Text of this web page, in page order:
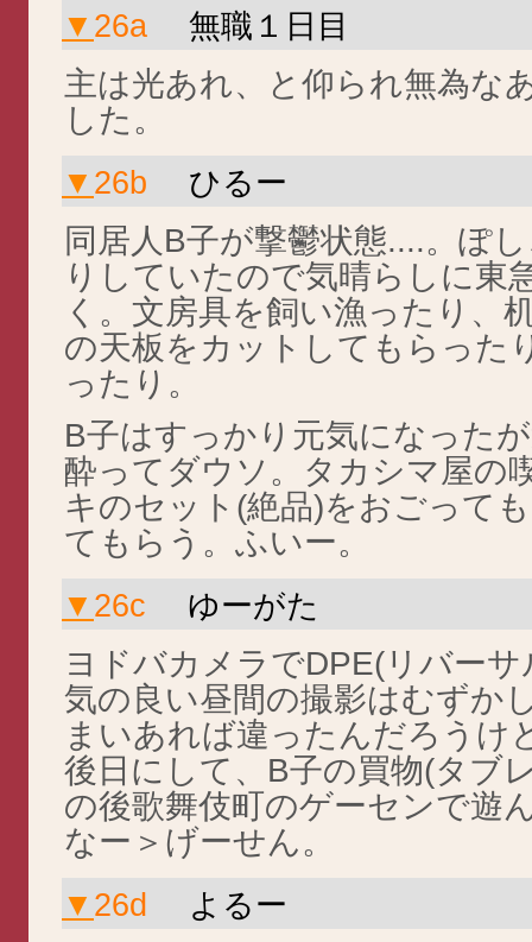
▼ 26a
無職１日目
主は光あれ、と仰られ無為な
した。
▼ 26b
ひるー
同居人B子が撃鬱状態....。ぽ
りしていたので気晴らしに東
く。文房具を飼い漁ったり、
の天板をカットしてもらった
ったり。
B子はすっかり元気になった
酔ってダウソ。タカシマ屋の
キのセット(絶品)をおごって
てもらう。ふいー。
▼ 26c
ゆーがた
ヨドバカメラでDPE(リバー
気の良い昼間の撮影はむずか
まいあれば違ったんだろうけ
後日にして、B子の買物(タブ
の後歌舞伎町のゲーセンで遊
なー＞げーせん。
▼ 26d
よるー